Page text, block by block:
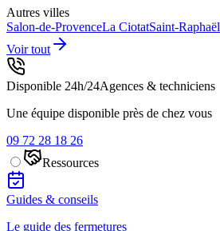
Autres villes
Salon-de-ProvenceLa CiotatSaint-Raphaël
Voir tout
Disponible 24h/24Agences & techniciens
Une équipe disponible près de chez vous
09 72 28 18 26
Ressources
Guides & conseils
Le guide des fermetures